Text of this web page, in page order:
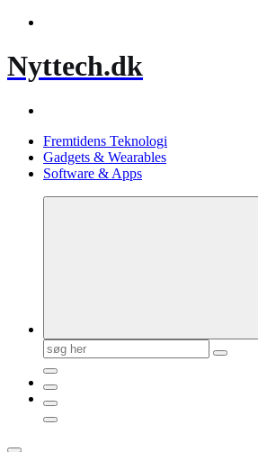
Nyttech.dk
Fremtidens Teknologi
Gadgets & Wearables
Software & Apps
Søg
efter: